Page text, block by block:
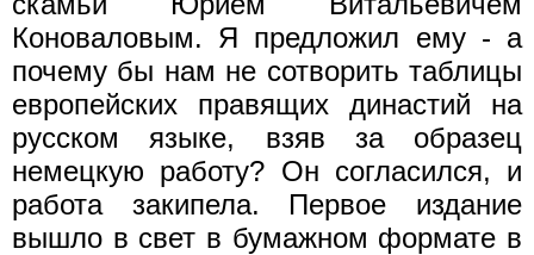
Коноваловым. Я предложил ему - а
почему бы нам не сотворить таблицы
европейских правящих династий на
русском языке, взяв за образец
немецкую работу? Он согласился, и
работа закипела. Первое издание
вышло в свет в бумажном формате в